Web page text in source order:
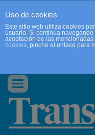
Conmutar
navegación
Uso de cookies
Este sitio web utiliza cookies
usuario. Si continúa
aceptación de las
cookies, pinche el enlace para